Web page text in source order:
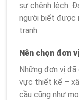
sự chênh lệch.
người biết được
tranh.
Nên chọn đơn
Những đơn vị
vực thiết kế –
cầu cũng như